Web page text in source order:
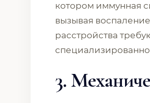
котором иммунная
вызывая
расстройства
3.